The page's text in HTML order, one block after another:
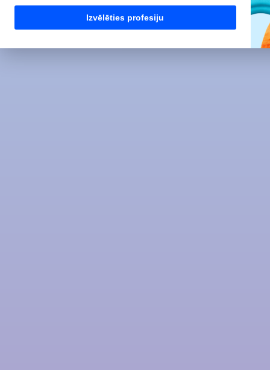
Izvēlēties profesiju